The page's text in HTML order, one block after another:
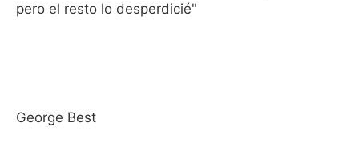
pero el resto lo desperdicié"
George Best